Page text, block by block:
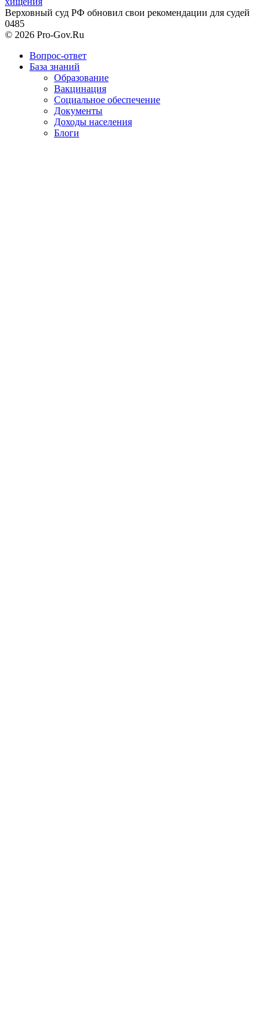
Верховный суд РФ обновил свои рекомендации для судей
0485
© 2026 Pro-Gov.Ru
Вопрос-ответ
База знаний
Образование
Вакцинация
Социальное обеспечение
Документы
Доходы населения
Блоги